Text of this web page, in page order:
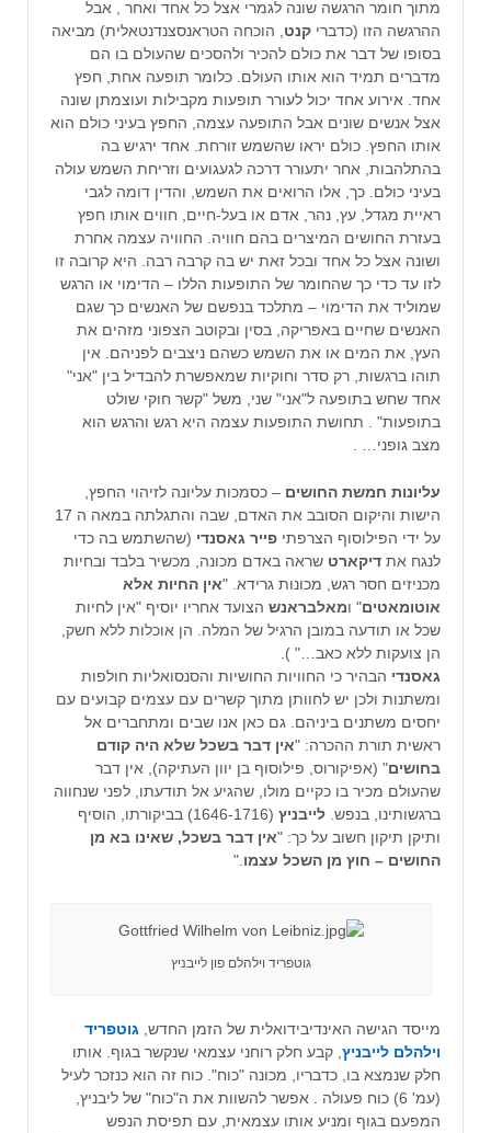
מתוך חומר הרגשה שונה לגמרי אצל כל אחד ואחר , אבל
ההרגשה הזו (כדברי קנט , הוכחה הטראנסצנדנטאלית) מביאה
בסופו של דבר את כולם להכיר ולהסכים שהעולם בו הם
מדברים תמיד הוא אותו העולם. כלומר תופעה אחת, חפץ
אחד. אירוע אחד יכול לעורר תופעות מקבילות ועוצמתן שונה
אצל אנשים שונים אבל התופעה עצמה, החפץ בעיני כולם הוא
אותו החפץ. כולם יראו שהשמש זורחת. אחד ירגיש בה
בהתלהבות, אחר יתעורר דרכה לגעגועים וזריחת השמש עולה
בעיני כולם. כך, אלו הרואים את השמש, והדין דומה לגבי
ראיית מגדל, עץ, נהר, אדם או בעל-חיים, חווים אותו חפץ
בעזרת החושים המיצרים בהם חוויה. החוויה עצמה אחרת
ושונה אצל כל אחד ובכל זאת יש בה קרבה רבה. היא קרובה זו
לזו עד כדי כך שהחומר של התופעות הללו – הדימוי או הרגש
שמוליד את הדימוי – מתלכד בנפשם של האנשים כך שגם
האנשים שחיים באפריקה, בסין ובקוטב הצפוני מזהים את
העץ, את המים או את השמש כשהם ניצבים לפניהם. אין
תוהו ברגשות, רק סדר וחוקיות שמאפשרת להבדיל בין "אני"
אחד שחש בתופעה ל"אני" שני, משל "קשר חוקי שולט
בתופעות" . תחושת התופעות עצמה היא רגש והרגש הוא
מצב גופני… .
עליונות חמשת החושים – כסמכות עליונה לזיהוי החפץ,
הישות והיקום הסובב את האדם, שבה והתגלתה במאה ה 17
על ידי הפילוסוף הצרפתי פייר גאסנדי (שהשתמש בה כדי
לנגח את דיקארט שראה באדם מכונה, מכשיר בלבד ובחיות
מכניזים חסר רגש, מכונות גרידא. "אין החיות אלא
אוטומאטים" ומאלבראנש הצועד אחריו יוסיף "אין לחיות
שכל או תודעה במובן הרגיל של המלה. הן אוכלות ללא חשק,
הן צועקות ללא כאב…" ).
גאסנדי הבהיר כי החוויות החושיות והסנסואליות חולפות
ומשתנות ולכן יש לחוותן מתוך קשרים עם עצמים קבועים עם
יחסים משתנים ביניהם. גם כאן אנו שבים ומתחברים אל
ראשית תורת ההכרה: "אין דבר בשכל שלא היה קודם
בחושים" (אפיקורוס, פילוסוף בן יוון העתיקה), אין דבר
שהעולם מכיר בו כקיים מולו, שהגיע אל תודעתו, לפני שנחווה
ברגשותינו, בנפש. לייבניץ
(1646-1716) בביקורתו, הוסיף
ותיקן תיקון חשוב על כך: "אין דבר בשכל, שאינו בא מן
החושים – חוץ מן השכל עצמו."
גוטפריד וילהלם פון לייבניץ
מייסד הגישה האינדיבידואלית של הזמן החדש, גוטפריד
וילהלם לייבניץ , קבע חלק רוחני עצמאי שנקשר בגוף. אותו
חלק שנמצא בו, כדבריו, מכונה "כוח". כוח זה הוא כנזכר לעיל
(עמ' 6) כוח פעולה . אפשר להשוות את ה"כוח" של ליבניץ,
המפעם בגוף ומניע אותו עצמאית, עם תפיסת הנפש